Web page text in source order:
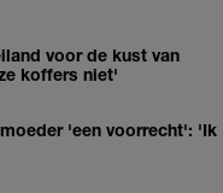
voor de kust van
koffers niet'
'een voorrecht': 'Ik